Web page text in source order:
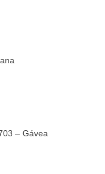
– Gávea